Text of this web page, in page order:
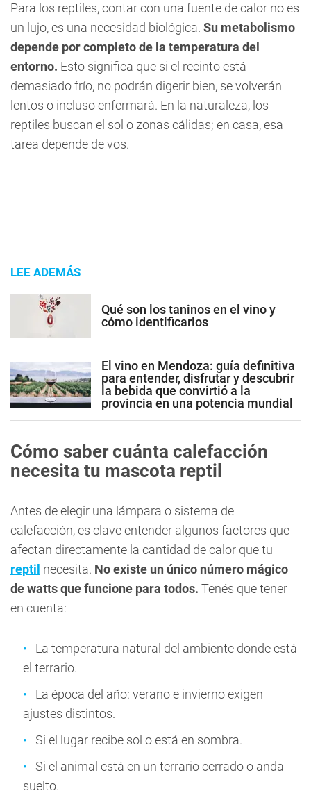
Para los reptiles, contar con una fuente de calor no es
un lujo, es una necesidad biológica. Su metabolismo
depende por completo de la temperatura del
entorno. Esto significa que si el recinto está
demasiado frío, no podrán digerir bien, se volverán
lentos o incluso enfermará. En la naturaleza, los
reptiles buscan el sol o zonas cálidas; en casa, esa
tarea depende de vos.
LEE ADEMÁS
Qué son los taninos en el vino y
cómo identificarlos
El vino en Mendoza: guía definitiva
para entender, disfrutar y descubrir
la bebida que convirtió a la
provincia en una potencia mundial
Cómo saber cuánta calefacción
necesita tu mascota reptil
Antes de elegir una lámpara o sistema de
calefacción, es clave entender algunos factores que
afectan directamente la cantidad de calor que tu
reptil necesita. No existe un único número mágico
de watts que funcione para todos. Tenés que tener
en cuenta:
La temperatura natural del ambiente donde está
el terrario.
La época del año: verano e invierno exigen
ajustes distintos.
Si el lugar recibe sol o está en sombra.
Si el animal está en un terrario cerrado o anda
suelto.